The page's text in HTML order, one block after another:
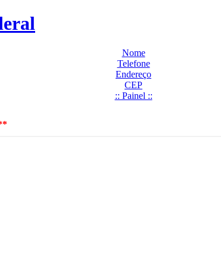
Nome
Telefone
Endereço
CEP
:: Painel ::